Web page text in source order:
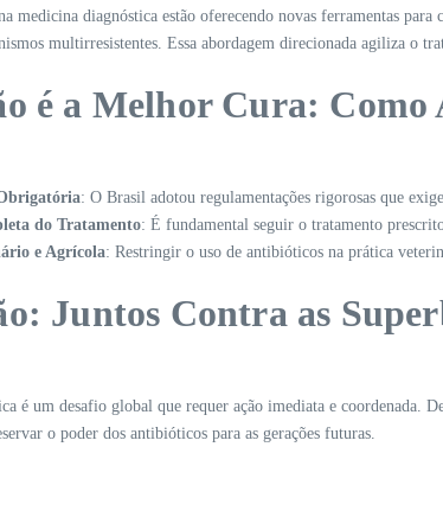
medicina diagnóstica estão oferecendo novas ferramentas
multirresistentes. Essa abordagem direcionada agiliza o
é a Melhor Cura:
: O Brasil adotou regulamentações rigorosas que
do Tratamento: É fundamental seguir o tratamento
e Agrícola: Restringir o uso de antibióticos na prática
Juntos Contra as
é um desafio global que requer ação imediata e coordenada.
o poder dos antibióticos para as gerações futuras.